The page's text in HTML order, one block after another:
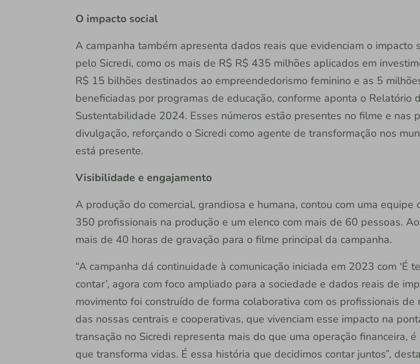
O impacto social
A campanha também apresenta dados reais que evidenciam o impacto
pelo Sicredi, como os mais de R$ R$ 435 milhões aplicados em
R$ 15 bilhões destinados ao empreendedorismo feminino e as 5
beneficiadas por programas de educação, conforme aponta o Relatório
Sustentabilidade 2024. Esses números estão presentes no filme e nas
divulgação, reforçando o Sicredi como agente de transformação nos
está presente.
Visibilidade e engajamento
A produção do comercial, grandiosa e humana, contou com uma equipe
350 profissionais na produção e um elenco com mais de 60 pessoas.
mais de 40 horas de gravação para o filme principal da campanha.
“A campanha dá continuidade à comunicação iniciada em 2023 com ‘É
contar’, agora com foco ampliado para a sociedade e dados reais de
movimento foi construído de forma colaborativa com os profissionais de
das nossas centrais e cooperativas, que vivenciam esse impacto na
transação no Sicredi representa mais do que uma operação financeira, é
que transforma vidas. É essa história que decidimos contar juntos”,